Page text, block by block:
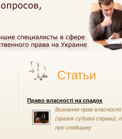
Статьи
Право власності на спадок
Визнання прав
(зразок судової справи),
про спадщину